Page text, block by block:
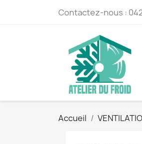
Contactez-nous :
Accueil